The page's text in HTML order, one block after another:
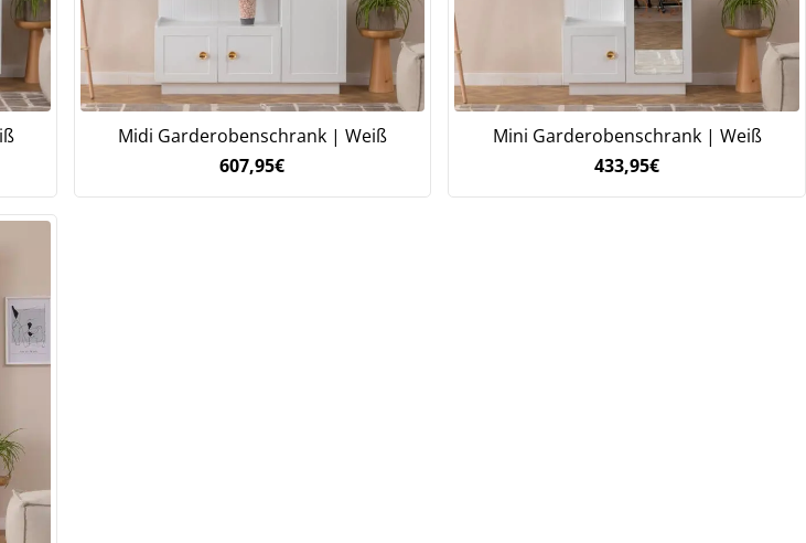
Midi Garderobenschrank | Weiß
607,95€
Mini Garderobenschrank | Weiß
433,95€
5% Rabatt
Code senden